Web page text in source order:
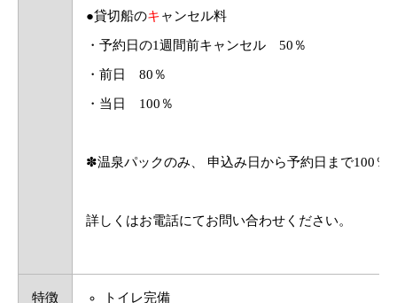
●貸切船のキャンセル料
・予約日の1週間前キャンセル 50％
・前日 80％
・当日 100％
✽温泉パックのみ、 申込み日から予約日まで100％
詳しくはお電話にてお問い合わせください。
特徴 トイレ完備